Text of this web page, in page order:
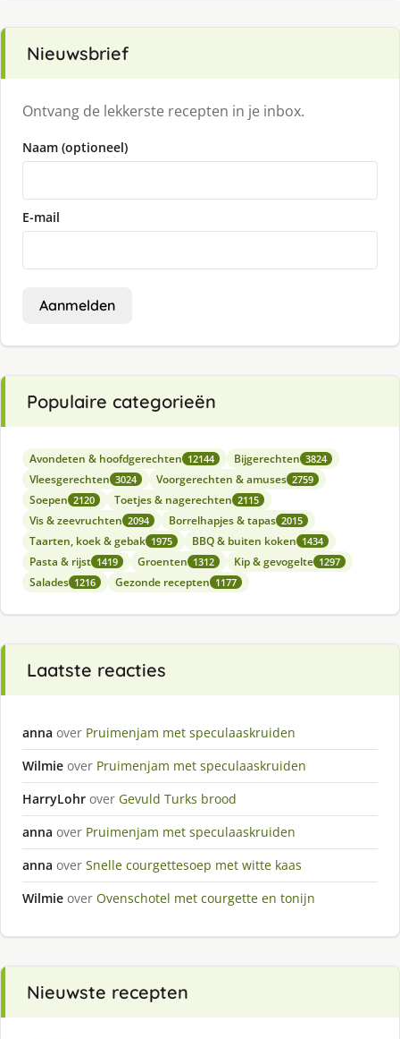
Nieuwsbrief
Ontvang de lekkerste recepten in je inbox.
Naam (optioneel)
E-mail
Aanmelden
Populaire categorieën
Avondeten & hoofdgerechten 12144 Bijgerechten 3824
Vleesgerechten 3024 Voorgerechten & amuses 2759
Soepen 2120 Toetjes & nagerechten 2115
Vis & zeevruchten 2094 Borrelhapjes & tapas 2015
Taarten, koek & gebak 1975 BBQ & buiten koken 1434
Pasta & rijst 1419 Groenten 1312 Kip & gevogelte 1297
Salades 1216 Gezonde recepten 1177
Laatste reacties
anna over Pruimenjam met speculaaskruiden
Wilmie over Pruimenjam met speculaaskruiden
HarryLohr over Gevuld Turks brood
anna over Pruimenjam met speculaaskruiden
anna over Snelle courgettesoep met witte kaas
Wilmie over Ovenschotel met courgette en tonijn
Nieuwste recepten